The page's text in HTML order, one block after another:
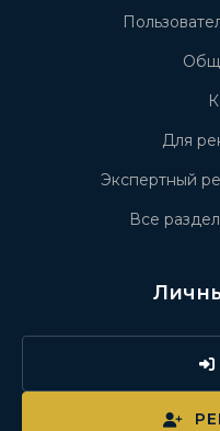
Для
Экспертный
Все